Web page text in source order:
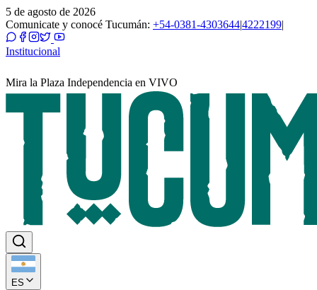
5 de agosto de 2026
Comunicate y conocé Tucumán: +54-0381-4303644|4222199|
Institucional
Mira la Plaza Independencia en VIVO
ES